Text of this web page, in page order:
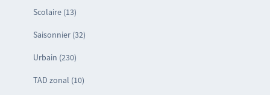
Scolaire (13)
Saisonnier (32)
Urbain (230)
TAD zonal (10)